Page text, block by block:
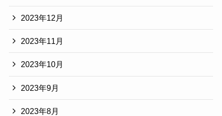
2023年12月
2023年11月
2023年10月
2023年9月
2023年8月